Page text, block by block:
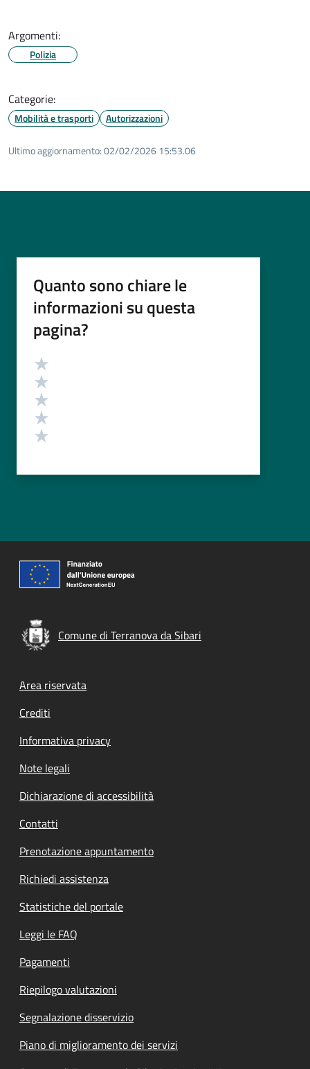
Argomenti:
Polizia
Categorie:
Mobilità e trasporti Autorizzazioni
Ultimo aggiornamento:02/02/2026 15:53.06
Quanto sono chiare le
informazioni su questa
pagina?
Valutazione
Comune di Terranova da Sibari
Footer menu
Area riservata
Crediti
Informativa privacy
Note legali
Dichiarazione di accessibilità
Contatti
Prenotazione appuntamento
Richiedi assistenza
Statistiche del portale
Leggi le FAQ
Pagamenti
Riepilogo valutazioni
Segnalazione disservizio
Piano di miglioramento dei servizi